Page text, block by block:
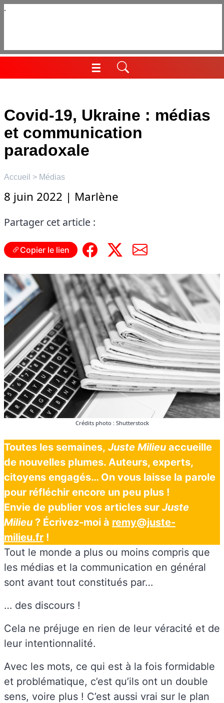
Aller
☰
Menu
Covid-19, Ukraine : médias
et communication
paradoxale
Accueil > Médias
8 juin 2022 | Marlène
Partager cet article :
Copier le lien
Crédits photo : Shutterstock
Toutes les semaines, Juste Milieu accueille
de nouvelles plumes. Auteurs, experts,
citoyens engagés… On vous laisse la parole
pour réfléchir encore un peu plus !
Envie de publier vos articles sur Juste
Milieu ? Écrivez-moi à remy@juste-
milieu.fr !
Tout le monde a plus ou moins compris que
les médias et la communication en général
sont avant tout constitués par…
… des discours !
Cela ne préjuge en rien de leur véracité et de
leur intentionnalité.
Avec les mots, ce qui est à la fois formidable
et problématique, c’est qu’ils ont un double
sens, voire plus ! C’est aussi vrai sur le plan